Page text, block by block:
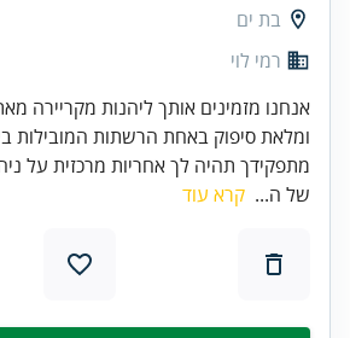
בת ים
רמי לוי
אנחנו מזמינים אותך ליהנות מקריירה
ומלאת סיפוק באחת הרשתות המובילות
מתפקידך תהיה לך אחריות מרכזית על
של ה... קרא עוד